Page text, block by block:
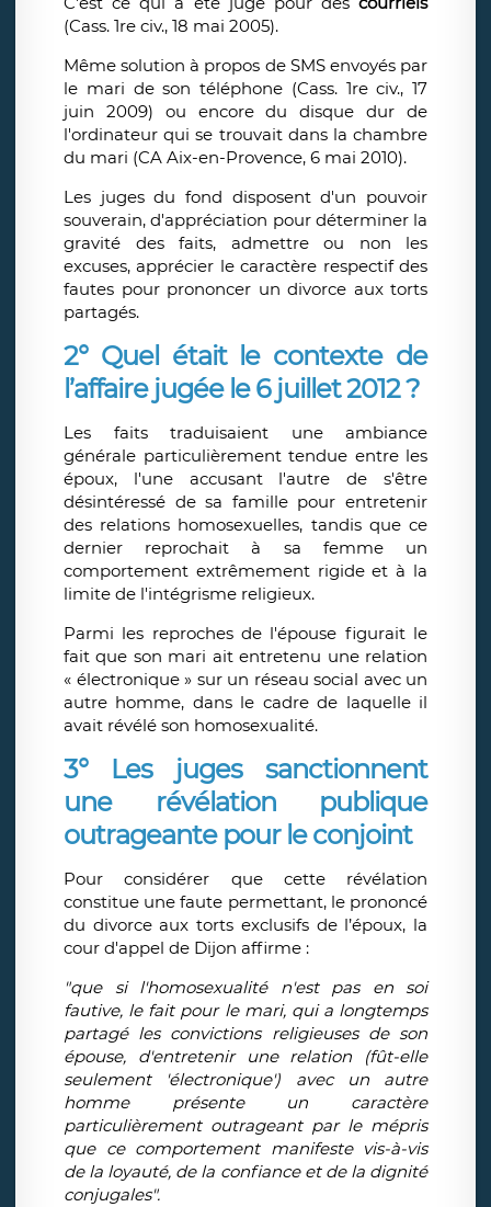
(Cass. 1re civ., 18 mai 2005).
Même solution à propos de SMS envoyés par
le mari de son téléphone (Cass. 1re civ., 17
juin 2009) ou encore du disque dur de
l'ordinateur qui se trouvait dans la chambre
du mari (CA Aix-en-Provence, 6 mai 2010).
Les juges du fond disposent d'un pouvoir
souverain, d'appréciation pour déterminer la
gravité des faits, admettre ou non les
excuses, apprécier le caractère respectif des
fautes pour prononcer un divorce aux torts
partagés.
2° Quel était le contexte de
l’affaire jugée le 6 juillet 2012 ?
Les faits traduisaient une ambiance
générale particulièrement tendue entre les
époux, l'une accusant l'autre de s'être
désintéressé de sa famille pour entretenir
des relations homosexuelles, tandis que ce
dernier reprochait à sa femme un
comportement extrêmement rigide et à la
limite de l'intégrisme religieux.
Parmi les reproches de l'épouse figurait le
fait que son mari ait entretenu une relation
« électronique » sur un réseau social avec un
autre homme, dans le cadre de laquelle il
avait révélé son homosexualité.
3° Les juges sanctionnent
une révélation publique
outrageante pour le conjoint
Pour considérer que cette révélation
constitue une faute permettant, le prononcé
du divorce aux torts exclusifs de l’époux, la
cour d'appel de Dijon affirme :
"que si l'homosexualité n'est pas en soi
fautive, le fait pour le mari, qui a longtemps
partagé les convictions religieuses de son
épouse, d'entretenir une relation (fût-elle
seulement 'électronique') avec un autre
homme présente un caractère
particulièrement outrageant par le mépris
que ce comportement manifeste vis-à-vis
de la loyauté, de la confiance et de la dignité
conjugales".